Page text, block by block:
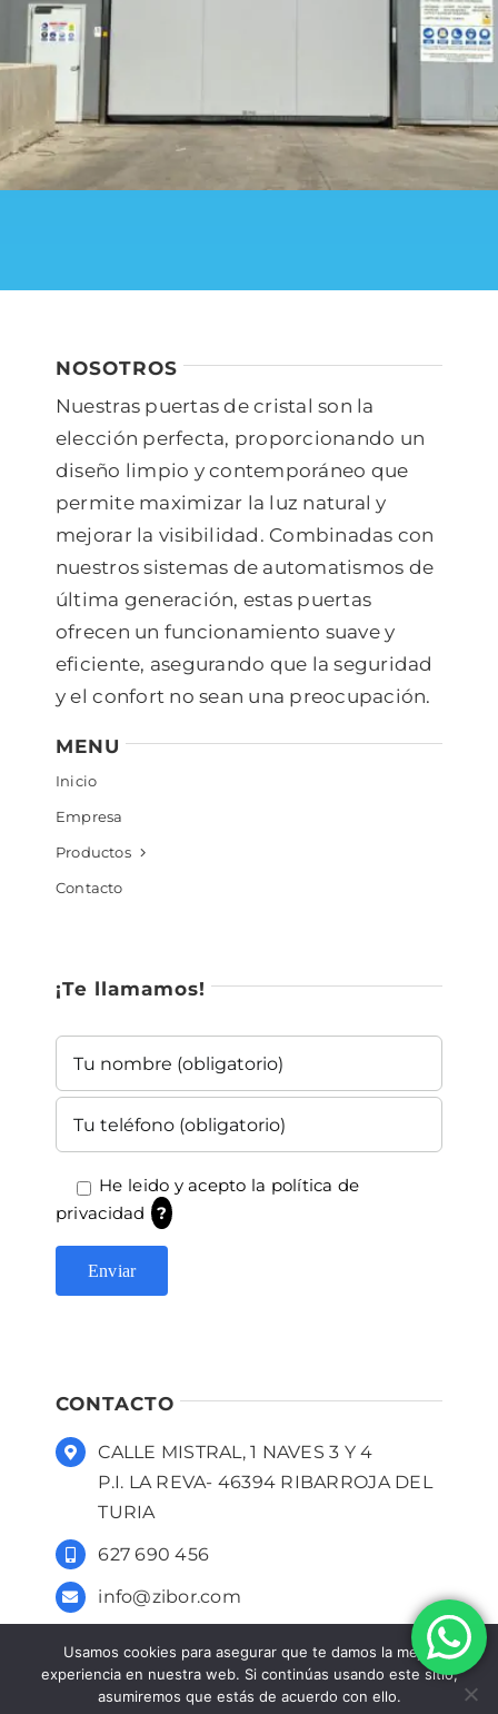
NOSOTROS
Nuestras puertas de cristal son la
elección perfecta, proporcionando un
diseño limpio y contemporáneo que
permite maximizar la luz natural y
mejorar la visibilidad. Combinadas con
nuestros sistemas de automatismos de
última generación, estas puertas
ofrecen un funcionamiento suave y
eficiente, asegurando que la seguridad
y el confort no sean una preocupación.
MENU
Inicio
Empresa
Productos
Contacto
¡Te llamamos!
He leido y acepto la política de
privacidad
?
CONTACTO
CALLE MISTRAL, 1 NAVES 3 Y 4
P.I. LA REVA- 46394 RIBARROJA DEL
TURIA
627 690 456
info@zibor.com
Usamos cookies para asegurar que te damos la mejor
experiencia en nuestra web. Si continúas usando este sitio,
asumiremos que estás de acuerdo con ello.